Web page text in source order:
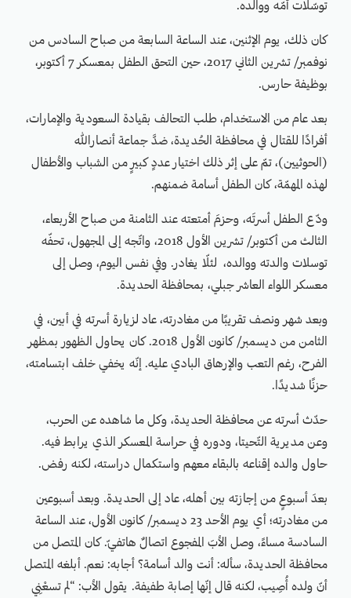
توسّلات أمّه ووالده.
كان ذلك، يوم الإثنين، عند الساعة السابعة من صباح السادس من
نوفمبر/ تشرين الثاني 2017، حين التحق الطفل بمعسكر 7 أكتوبر،
بوظيفة حارس.
بعد عام من الاستخدام، طلب التحالف بقيادة السعودية والإمارات،
أفرادًا للقتال في محافظة الحُديدة، ضدَّ جماعة أنصارالله
(الحوثيين)، تمّ على إثر ذلك اختيار عددٍ كبيرٍ من الشباب والأطفال
لهذه المهمّة، كان الطفل أسامة ضمنهم.
ودّع الطفل أسرتَه، وحزمَ أمتعته عند الثامنة من صباح الأربعاء،
الثالث من أكتوبر/ تشرين الأول 2018، واتّجه إلى المجهول، تحفّه
توسلات والدته ووالده، لئلّا يغادر. وفي نفس اليوم، وصل إلى
معسكر اللواء العاشر جبلي، بمحافظة الحديدة.
وبعد شهر ونصف تقريبًا من مغادرته، عاد لزيارة أسرته في أبين، في
الثامن من ديسمبر/ كانون الأول 2018. كان يحاول الظهور بمظهر
الفرح، رغم التعب والإرهاق البادي عليه. إنّه يخفي خلف ابتسامته،
حزنًا شديدًا.
حدّث أسرته عن محافظة الحديدة، وكل ما شاهده عن الحرب،
وعن مديرية التّحيتا، ودوره في حراسة المعسكر الذي يرابط فيه.
حاول والده إقناعه بالبقاء معهم واستكمال دراسته، لكنه رفض.
بعدَ أسبوعٍ من إجازته بين أهله، عاد إلى الحديدة. وبعد أسبوعين
من مغادرته؛ أي يوم الأحد 23 ديسمبر/ كانون الأول، عند الساعة
السادسة مساءً، وصل الأبَ المفجوع اتصالٌ هاتفيّ. كان المتصل من
محافظة الحديدة، سأله: أنت والد أسامة؟ أجابه: نعم. أبلغه المتصل
أنّ ولده أُصِيب، لكنه قال إنّها إصابة طفيفة. يقول الأب: “لم تسعْنِي